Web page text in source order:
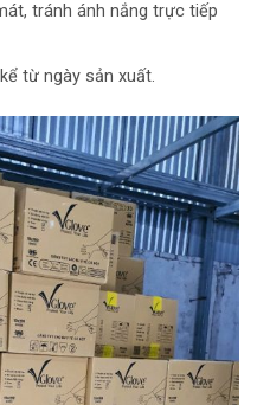
tránh ánh nắng trực tiếp
từ ngày sản xuất.